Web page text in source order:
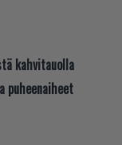
kahvitauolla
puheenaiheet